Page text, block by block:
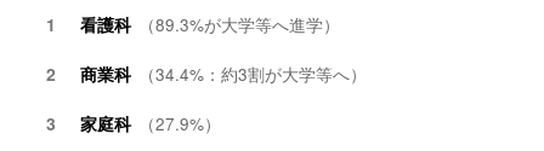
1 看護科 （89.3%が大学等へ進学）
2 商業科 （34.4%：約3割が大学等へ）
3 家庭科 （27.9%）